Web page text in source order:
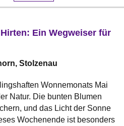
Ein Wegweiser für
Stolzenau
Wonnemonats Mai
Natur. Die bunten Blumen
und das Licht der Sonne
Wochenende ist besonders